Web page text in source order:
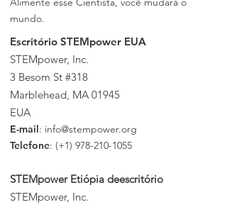
mundo.
Escritório STEMpower EUA
STEMpower, Inc.
3 Besom St #318
Marblehead, MA 01945
EUA
E-mail: info@stempower.org
Telefone: (+1) 978-210-1055
STEMpower Etiópia deescritório
STEMpower, Inc.